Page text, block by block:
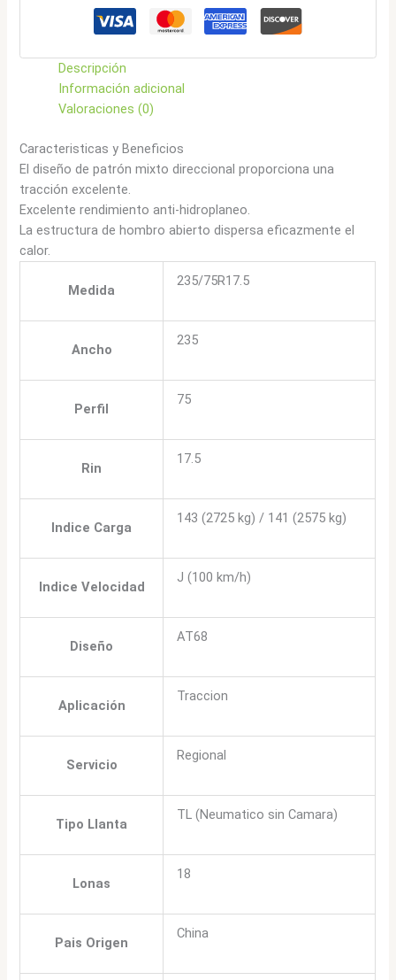
Descripción
Información adicional
Valoraciones (0)
Caracteristicas y Beneficios
El diseño de patrón mixto direccional proporciona una
tracción excelente.
Excelente rendimiento anti-hidroplaneo.
La estructura de hombro abierto dispersa eficazmente el
calor.
Medida
235/75R17.5
Ancho
235
Perfil
75
Rin
17.5
Indice Carga
143 (2725 kg) / 141 (2575 kg)
Indice Velocidad
J (100 km/h)
Diseño
AT68
Aplicación
Traccion
Servicio
Regional
Tipo Llanta
TL (Neumatico sin Camara)
Lonas
18
Pais Origen
China